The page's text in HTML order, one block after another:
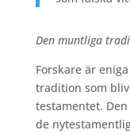
Den muntliga
Forskare är
tradition som
testamentet.
de